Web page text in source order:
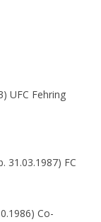
UFC Fehring
31.03.1987) FC
Co-